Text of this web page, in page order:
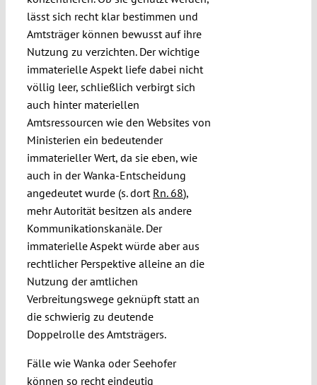
lässt sich recht klar bestimmen und
Amtsträger können bewusst auf ihre
Nutzung zu verzichten. Der wichtige
immaterielle Aspekt liefe dabei nicht
völlig leer, schließlich verbirgt sich
auch hinter materiellen
Amtsressourcen wie den Websites von
Ministerien ein bedeutender
immaterieller Wert, da sie eben, wie
auch in der Wanka-Entscheidung
angedeutet wurde (s. dort Rn. 68),
mehr Autorität besitzen als andere
Kommunikationskanäle. Der
immaterielle Aspekt würde aber aus
rechtlicher Perspektive alleine an die
Nutzung der amtlichen
Verbreitungswege geknüpft statt an
die schwierig zu deutende
Doppelrolle des Amtsträgers.
Fälle wie Wanka oder Seehofer
können so recht eindeutig